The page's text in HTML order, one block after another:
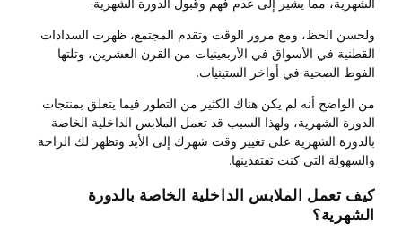
الشهرية، مما يشير إلى عدم فهم وقبول الدورة الشهرية.
ولحسن الحظ، ومع مرور الوقت وتقدم المجتمع، ظهرت السدادات
القطنية في الأسواق في الأربعينيات من القرن العشرين، وتلتها
الفوط الصحية في أواخر الستينيات.
من الواضح أنه لم يكن هناك الكثير من التطور فيما يتعلق بمنتجات
الدورة الشهرية، ولهذا السبب قد تعمل الملابس الداخلية الخاصة
بالدورة الشهرية على تغيير وقت شهرك إلى الأبد وتظهر لك الراحة
والسهولة التي كنت تفتقدينها.
كيف تعمل الملابس الداخلية الخاصة بالدورة
الشهرية؟